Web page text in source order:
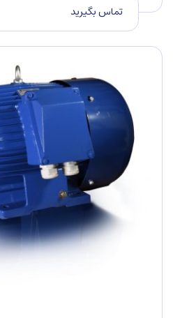
تماس بگیرید